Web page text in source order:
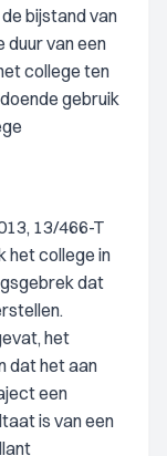
bijstand van
duur van een
college ten
gebruik
13/466-T
het college in
dat
het
dat het aan
een
is van een